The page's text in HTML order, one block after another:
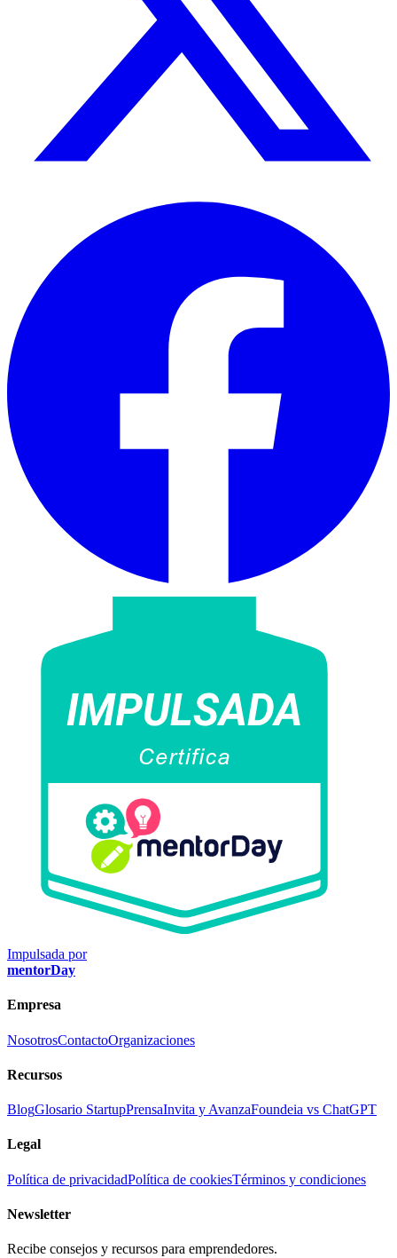
Impulsada por
mentorDay
Empresa
NosotrosContactoOrganizaciones
Recursos
BlogGlosario StartupPrensaInvita y AvanzaFoundeia vs ChatGPT
Legal
Política de privacidadPolítica de cookiesTérminos y condiciones
Newsletter
Recibe consejos y recursos para emprendedores.